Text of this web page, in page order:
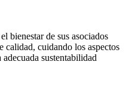
bienestar de sus asociados
calidad, cuidando los aspectos
sustentabilidad